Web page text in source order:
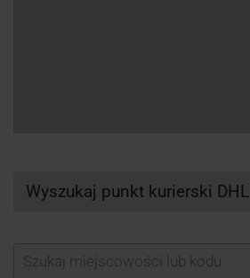
Wyszukaj punkt kurierski DHL